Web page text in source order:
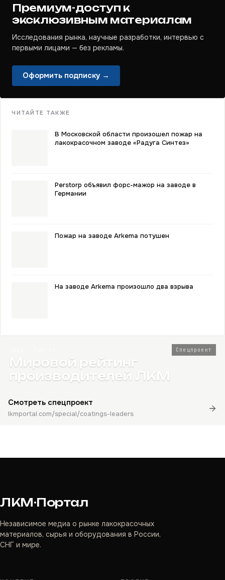
Премиум-доступ к
эксклюзивным материалам
Исследования рынка, научные разработки, интервью с
первыми лицами — без рекламы.
Оформить подписку →
ЧИТАЙТЕ ТАКЖЕ
В Московской области произошел пожар на
лакокрасочном заводе «Радуга Синтез»
Perstorp объявил форс-мажор на заводе в
Германии
Пожар на заводе Arkema потушен
На заводе Arkema произошло два взрыва
Спецпроект
Мировой рейтинг
производителей ЛКМ
Смотреть спецпроект
lkmportal.com/special/coatings-leaders
ЛКМ·Портал
Независимое медиа о рынке лакокрасочных
материалов, сырья и оборудования в России,
СНГ и мире.